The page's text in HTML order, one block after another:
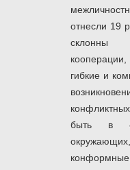
отнесли 19
склонны
гибкие и
быть в